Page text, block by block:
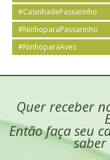
#CasinhadePassarinho
#NinhoparaPassarinho
#NinhoparaAves
Quer receber
Então faça seu
saber